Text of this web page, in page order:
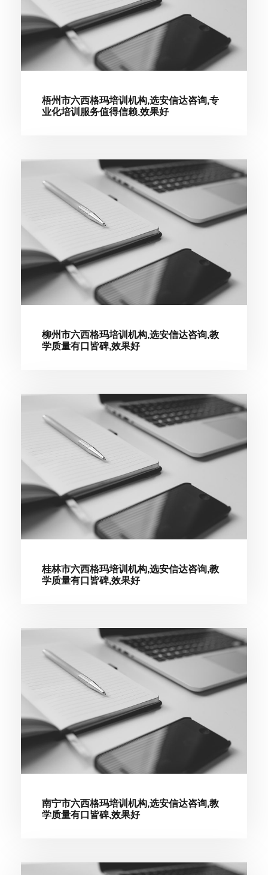
梧州市六西格玛培训机构,选安信达咨询,专
业化培训服务值得信赖,效果好
柳州市六西格玛培训机构,选安信达咨询,教
学质量有口皆碑,效果好
桂林市六西格玛培训机构,选安信达咨询,教
学质量有口皆碑,效果好
南宁市六西格玛培训机构,选安信达咨询,教
学质量有口皆碑,效果好